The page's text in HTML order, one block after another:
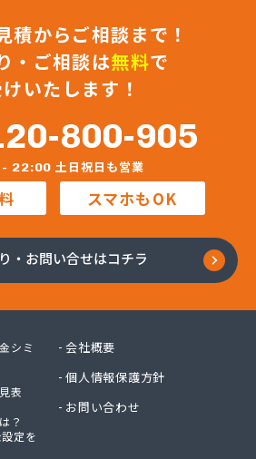
筑豊支店
飯塚出張所
積からご相談まで！
・ご相談は無料で
いたします！
800-905
22:00 土日祝日も営業
スマホもOK
・お問い合せはコチラ
シミ
表
？
定を
会社概要
個人情報保護方針
お問い合わせ